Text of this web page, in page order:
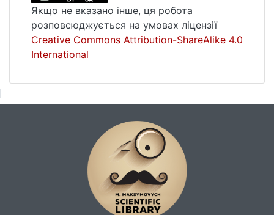
Якщо не вказано інше, ця робота
розповсюджується на умовах ліцензії
Creative Commons Attribution-ShareAlike 4.0
International